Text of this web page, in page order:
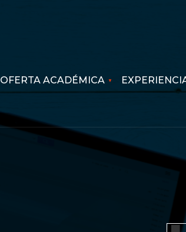
OFERTA ACADÉMICA